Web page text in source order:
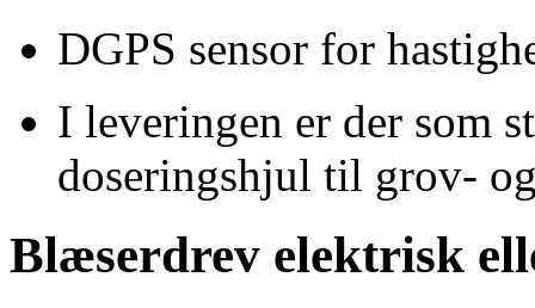
DGPS sensor for
I leveringen er der som
doseringshjul til grov-
Blæserdrev elektrisk